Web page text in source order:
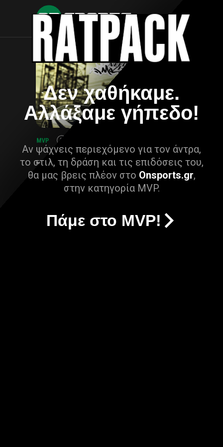
Δεν χαθήκαμε.
Αλλάξαμε γήπεδο!
Αν ψάχνεις περιεχόμενο για τον άντρα,
το στιλ, τη δράση και τις επιδόσεις του,
θα μας βρεις πλέον στο Onsports.gr,
στην κατηγορία MVP.
Πάμε στο MVP!